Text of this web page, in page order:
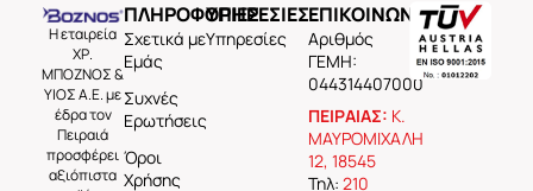
Η εταιρεία
ΧΡ.
ΜΠΟΖΝΟΣ &
ΥΙΟΣ Α.Ε. με
έδρα τον
Πειραιά
προσφέρει
αξιόπιστα
ΠΛΗΡΟΦΟΡΙΕΣ
Σχετικά με
Εμάς
Συχνές
Ερωτήσεις
Όροι
Χρήσης
ΥΠΗΡΕΣΙΕΣ
Υπηρεσίες
ΕΠΙΚΟΙΝΩΝΙΑ
Aριθμός
ΓΕΜΗ:
044314407000
ΠΕΙΡΑΙΑΣ: Κ.
ΜΑΥΡΟΜΙΧΑΛΗ
12, 18545
Τηλ: 210